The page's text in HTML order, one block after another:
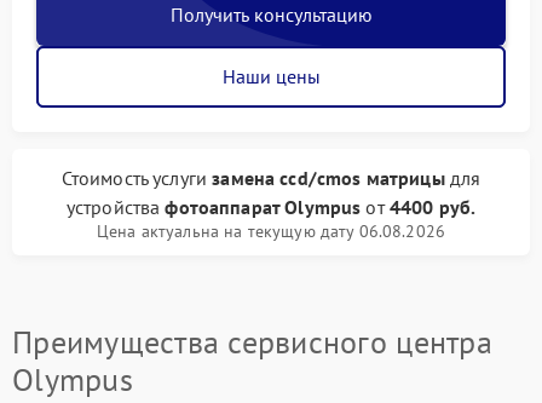
Получить консультацию
Наши цены
Стоимость услугизамена ccd/cmos матрицыдля
устройствафотоаппарат Olympus от4400 руб.
Цена актуальна на текущую дату 06.08.2026
Преимущества сервисного центра
Olympus